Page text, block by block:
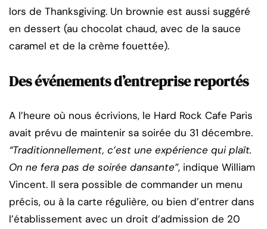
lors de Thanksgiving. Un brownie est aussi suggéré
en dessert (au chocolat chaud, avec de la sauce
caramel et de la crème fouettée).
Des événements d’entreprise reportés
A l’heure où nous écrivions, le Hard Rock Cafe Paris
avait prévu de maintenir sa soirée du 31 décembre.
“Traditionnellement, c’est une expérience qui plaît.
On ne fera pas de soirée dansante”, indique William
Vincent. Il sera possible de commander un menu
précis, ou à la carte régulière, ou bien d’entrer dans
l’établissement avec un droit d’admission de 20